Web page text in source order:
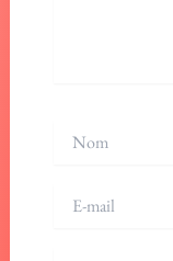
mail